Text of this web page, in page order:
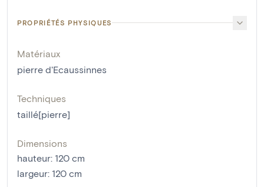
PROPRIÉTÉS PHYSIQUES
Matériaux
pierre d'Ecaussinnes
Techniques
taillé[pierre]
Dimensions
hauteur: 120 cm
largeur: 120 cm